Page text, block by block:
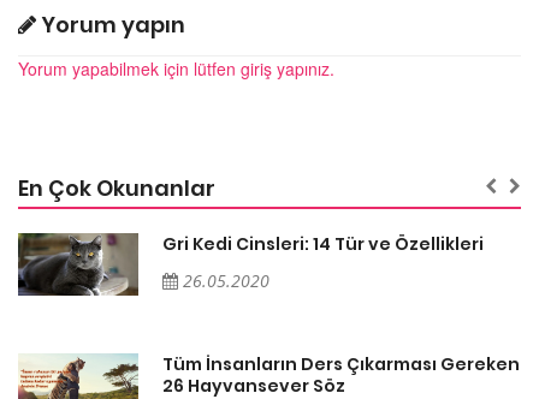
Yorum yapın
Yorum yapabilmek için lütfen giriş yapınız.
En Çok Okunanlar
Gri Kedi Cinsleri: 14 Tür ve Özellikleri
26.05.2020
Tüm İnsanların Ders Çıkarması Gereken
26 Hayvansever Söz